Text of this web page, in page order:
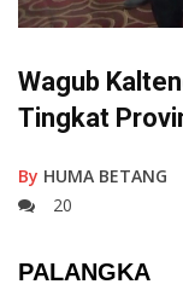
Wagub
Tingkat
By HUMA BETANG
20
PALANGKA